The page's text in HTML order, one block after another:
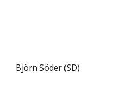
Björn Söder (SD)